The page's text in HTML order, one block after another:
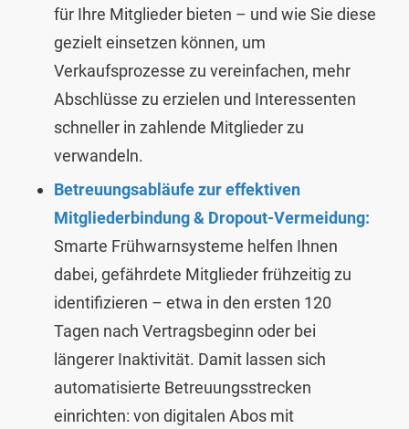
für Ihre Mitglieder bieten – und wie Sie diese
gezielt einsetzen können, um
Verkaufsprozesse zu vereinfachen, mehr
Abschlüsse zu erzielen und Interessenten
schneller in zahlende Mitglieder zu
verwandeln.
Betreuungsabläufe zur effektiven
Mitgliederbindung & Dropout-Vermeidung:
Smarte Frühwarnsysteme helfen Ihnen
dabei, gefährdete Mitglieder frühzeitig zu
identifizieren – etwa in den ersten 120
Tagen nach Vertragsbeginn oder bei
längerer Inaktivität. Damit lassen sich
automatisierte Betreuungsstrecken
einrichten: von digitalen Abos mit